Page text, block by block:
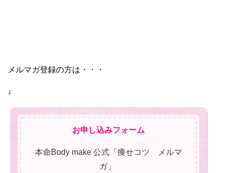
メルマガ登録の方は・・・
↓
お申し込みフォーム
本命Body make 公式「痩せコツ メルマ
ガ」